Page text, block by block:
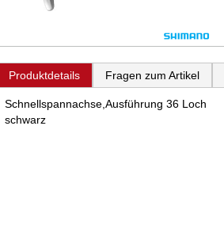
Produktdetails Fragen zum Artikel
Schnellspannachse,Ausführung 36 Loch
schwarz